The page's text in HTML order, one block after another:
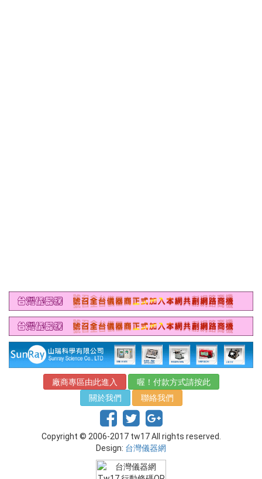
廠商專區由此進入
喔！付款方式請按此
關於我們
聯絡我們
Copyright © 2006-2017 tw17 All rights reserved.
Design: 台灣儀器網